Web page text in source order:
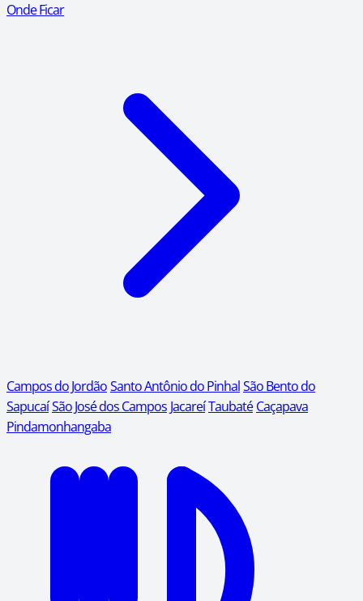
Onde Ficar
Campos do JordãoSanto Antônio do PinhalSão Bento do
SapucaíSão José dos Campos JacareíTaubaté Caçapava
Pindamonhangaba